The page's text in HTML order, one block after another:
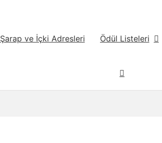
Şarap ve İçki Adresleri Ödül Listeleri